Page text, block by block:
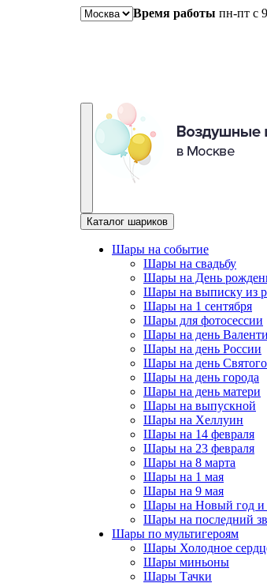
Время работы пн-пт с
Каталог шариков
Шары на событие
Шары на свадьбу
Шары на День
Шары на выписку из
Шары на 1 сентября
Шары для фотосессии
Шары на день
Шары на день России
Шары на день
Шары на день города
Шары на день матери
Шары на выпускной
Шары на Хеллуин
Шары на 14 февраля
Шары на 23 февраля
Шары на 8 марта
Шары на 1 мая
Шары на 9 мая
Шары на Новый год и
Шары на последний
Шары по мультигероям
Шары Холодное
Шары миньоны
Шары Тачки